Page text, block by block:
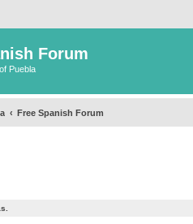
Forum
Puebla
Free Spanish Forum